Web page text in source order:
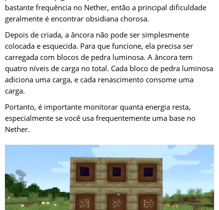
bastante frequência no Nether, então a principal dificuldade
geralmente é encontrar obsidiana chorosa.
Depois de criada, a âncora não pode ser simplesmente
colocada e esquecida. Para que funcione, ela precisa ser
carregada com blocos de pedra luminosa. A âncora tem
quatro níveis de carga no total. Cada bloco de pedra luminosa
adiciona uma carga, e cada renascimento consome uma
carga.
Portanto, é importante monitorar quanta energia resta,
especialmente se você usa frequentemente uma base no
Nether.